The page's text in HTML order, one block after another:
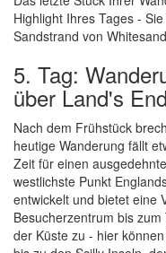
Highlight Ihres Tages -
Sandstrand von
5. Tag:
über Land's
Nach dem Frühstück
heutige Wanderung fällt
Zeit für einen
westlichste Punkt
entwickelt und bietet eine
Besucherzentrum bis
der Küste zu - hier